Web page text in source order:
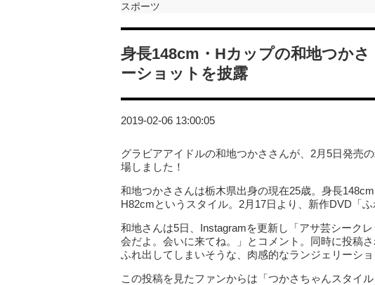
スポーツ
身長148cm・Hカップの和地つか
ーショットを披露
2019-02-06 13:00:05
グラビアアイドルの和地つかささんが、2月5日発売
場しました！
和地つかささんは栃木県出身の現在25歳。身長
H82cmというスタイル。2月17日より、新作DVD「
和地さんは5日、Instagramを更新し「アサ芸シーク
会だよ。会いに来てね。」とコメント。同時に投稿
ふれ出してしまいそうな、肉感的なランジェリーショ
この投稿を見たファンからは「つかさちゃんスタイ